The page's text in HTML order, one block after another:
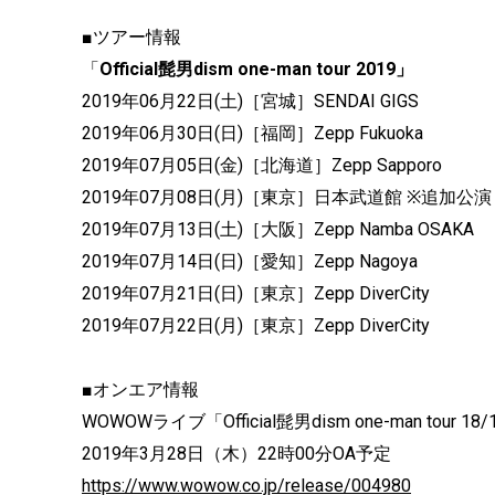
■ツアー情報
「Official髭男dism one-man tour 2019」
2019年06月22日(土)［宮城］SENDAI GIGS
2019年06月30日(日)［福岡］Zepp Fukuoka
2019年07月05日(金)［北海道］Zepp Sapporo
2019年07月08日(月)［東京］日本武道館 ※追加公演
2019年07月13日(土)［大阪］Zepp Namba OSAKA
2019年07月14日(日)［愛知］Zepp Nagoya
2019年07月21日(日)［東京］Zepp DiverCity
2019年07月22日(月)［東京］Zepp DiverCity
■オンエア情報
WOWOWライブ「Official髭男dism one-man tour 18/
2019年3月28日（木）22時00分OA予定
https://www.wowow.co.jp/release/004980